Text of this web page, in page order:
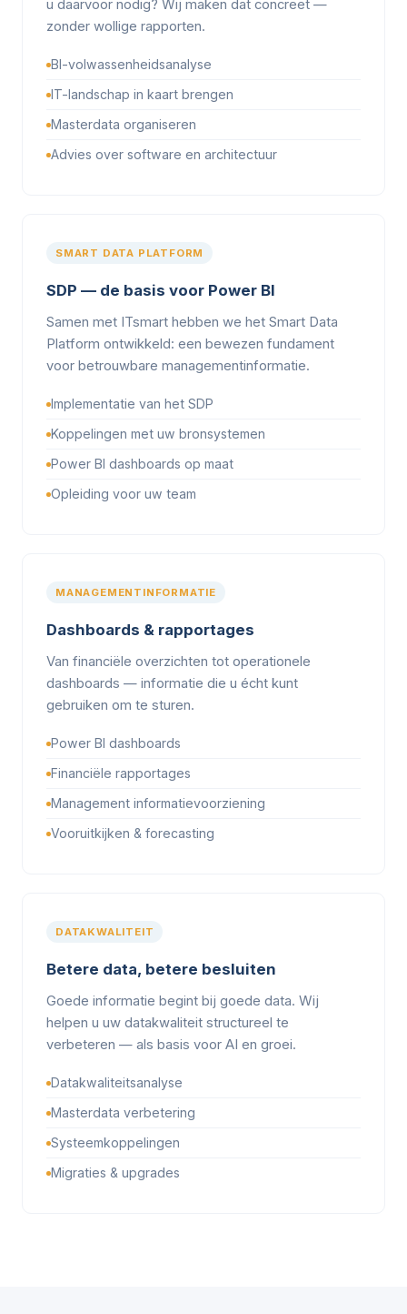
u daarvoor nodig? Wij maken dat concreet —
zonder wollige rapporten.
BI-volwassenheidsanalyse
IT-landschap in kaart brengen
Masterdata organiseren
Advies over software en architectuur
SMART DATA PLATFORM
SDP — de basis voor Power BI
Samen met ITsmart hebben we het Smart Data
Platform ontwikkeld: een bewezen fundament
voor betrouwbare managementinformatie.
Implementatie van het SDP
Koppelingen met uw bronsystemen
Power BI dashboards op maat
Opleiding voor uw team
MANAGEMENTINFORMATIE
Dashboards & rapportages
Van financiële overzichten tot operationele
dashboards — informatie die u écht kunt
gebruiken om te sturen.
Power BI dashboards
Financiële rapportages
Management informatievoorziening
Vooruitkijken & forecasting
DATAKWALITEIT
Betere data, betere besluiten
Goede informatie begint bij goede data. Wij
helpen u uw datakwaliteit structureel te
verbeteren — als basis voor AI en groei.
Datakwaliteitsanalyse
Masterdata verbetering
Systeemkoppelingen
Migraties & upgrades